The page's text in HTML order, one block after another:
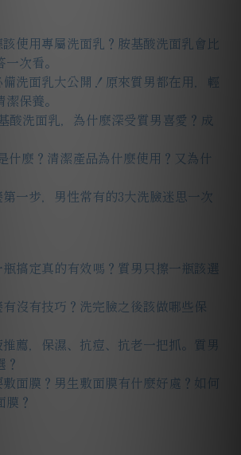
使用專屬洗面乳？胺基酸洗面乳會比
次看。
備洗面乳大公開！原來質男都在用，輕
保養。
酸洗面乳，為什麼深受質男喜愛？成
麼？清潔產品為什麼使用？又為什
一步，男性常有的3大洗臉迷思一次
搞定真的有效嗎？質男只擦一瓶該選
沒有技巧？洗完臉之後該做哪些保
薦，保濕、抗痘、抗老一把抓。質男
面膜？男生敷面膜有什麼好處？如何
膜？